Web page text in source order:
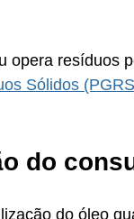
opera resíduos
Sólidos
do
do óleo